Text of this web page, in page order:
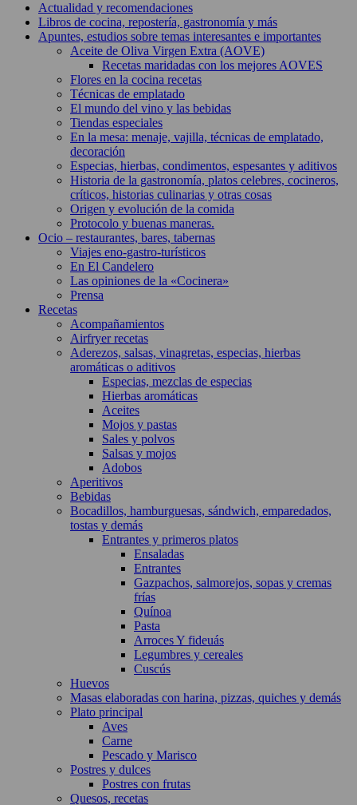
Actualidad y recomendaciones
Libros de cocina, repostería, gastronomía y más
Apuntes, estudios sobre temas interesantes e importantes
Aceite de Oliva Virgen Extra (AOVE)
Recetas maridadas con los mejores AOVES
Flores en la cocina recetas
Técnicas de emplatado
El mundo del vino y las bebidas
Tiendas especiales
En la mesa: menaje, vajilla, técnicas de emplatado,
decoración
Especias, hierbas, condimentos, espesantes y aditivos
Historia de la gastronomía, platos celebres, cocineros,
críticos, historias culinarias y otras cosas
Origen y evolución de la comida
Protocolo y buenas maneras.
Ocio – restaurantes, bares, tabernas
Viajes eno-gastro-turísticos
En El Candelero
Las opiniones de la «Cocinera»
Prensa
Recetas
Acompañamientos
Airfryer recetas
Aderezos, salsas, vinagretas, especias, hierbas
aromáticas o aditivos
Especias, mezclas de especias
Hierbas aromáticas
Aceites
Mojos y pastas
Sales y polvos
Salsas y mojos
Adobos
Aperitivos
Bebidas
Bocadillos, hamburguesas, sándwich, emparedados,
tostas y demás
Entrantes y primeros platos
Ensaladas
Entrantes
Gazpachos, salmorejos, sopas y cremas
frías
Quínoa
Pasta
Arroces Y fideuás
Legumbres y cereales
Cuscús
Huevos
Masas elaboradas con harina, pizzas, quiches y demás
Plato principal
Aves
Carne
Pescado y Marisco
Postres y dulces
Postres con frutas
Quesos, recetas